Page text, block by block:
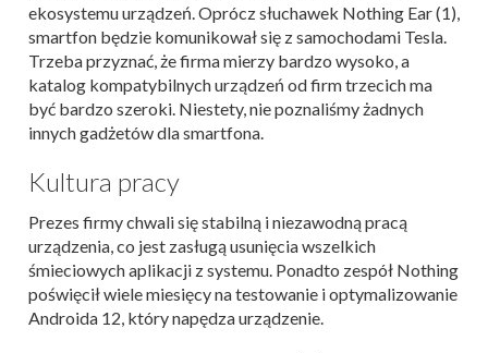
ekosystemu urządzeń. Oprócz słuchawek Nothing Ear (1),
smartfon będzie komunikował się z samochodami Tesla.
Trzeba przyznać, że firma mierzy bardzo wysoko, a
katalog kompatybilnych urządzeń od firm trzecich ma
być bardzo szeroki. Niestety, nie poznaliśmy żadnych
innych gadżetów dla smartfona.
Kultura pracy
Prezes firmy chwali się stabilną i niezawodną pracą
urządzenia, co jest zasługą usunięcia wszelkich
śmieciowych aplikacji z systemu. Ponadto zespół Nothing
poświęcił wiele miesięcy na testowanie i optymalizowanie
Androida 12, który napędza urządzenie.